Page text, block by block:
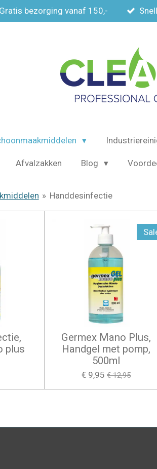
Gratis bezorging vanaf 150,-
Afvalzakken Blog
» Handdesinfectie
plus
Germex Mano Plus,
Handgel met pomp,
500ml
€ 9,95 € 12,95